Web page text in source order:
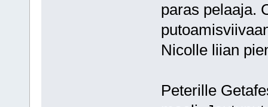
paras pelaaja.
Nicolle liian
Peterille